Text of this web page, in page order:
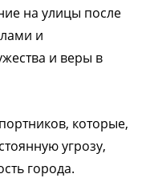
на улицы после
и
и веры в
которые,
угрозу,
города.